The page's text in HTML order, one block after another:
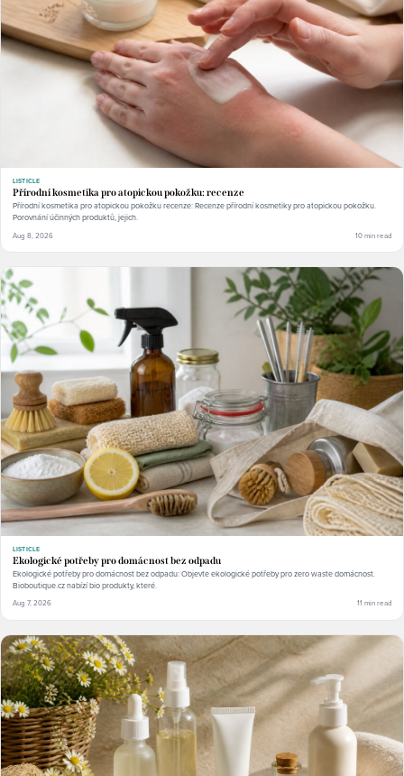
LISTICLE
Přírodní kosmetika pro atopickou pokožku: recenze
Přírodní kosmetika pro atopickou pokožku recenze: Recenze přírodní kosmetiky pro atopickou pokožku.
Porovnání účinných produktů, jejich.
Aug 8, 2026 10 min read
LISTICLE
Ekologické potřeby pro domácnost bez odpadu
Ekologické potřeby pro domácnost bez odpadu: Objevte ekologické potřeby pro zero waste domácnost.
Bioboutique.cz nabízí bio produkty, které.
Aug 7, 2026 11 min read